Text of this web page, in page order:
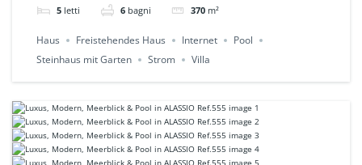
5 letti 6 bagni 370 m²
Haus Freistehendes Haus Internet
Pool
Steinhaus mit Garten
Strom Villa